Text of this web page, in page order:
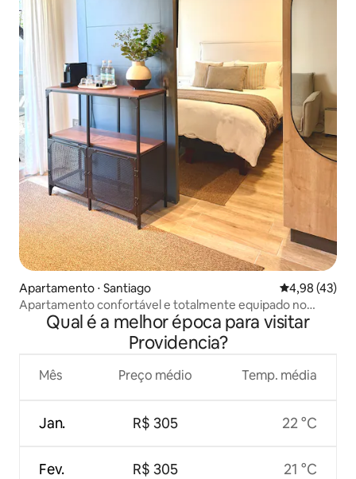
Apartamento ⋅ Santiago 4,98 de uma
4,98 (43)
Apartamento confortável e totalmente equipado no
centro de Santiago
Qual é a melhor época para visitar
Providencia?
Mês
Jan.
Fev.
Preço médio
R$ 305
R$ 305
Temp. média
22 °C
21 °C